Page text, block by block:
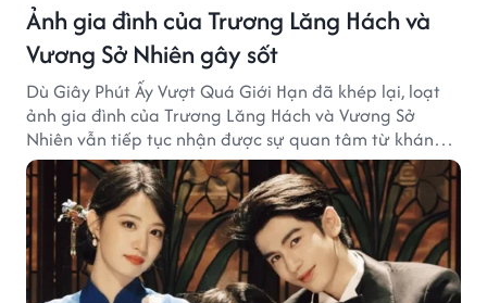
Ảnh gia đình của Trương Lăng Hách và
Vương Sở Nhiên gây sốt
Dù Giây Phút Ấy Vượt Quá Giới Hạn đã khép lại, loạt
ảnh gia đình của Trương Lăng Hách và Vương Sở
Nhiên vẫn tiếp tục nhận được sự quan tâm từ khán
giả.